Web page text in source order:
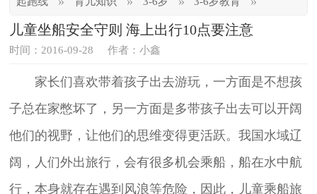
儿童坐船安全守则 海上出行10点要注意
时间：2016-09-28 作者：小鑫
家长们喜欢带着孩子出去游玩，一方面是不想孩
子总在家憋坏了，另一方面是多带孩子出去可以开阔
他们的视野，让他们的思维变得更活跃。我国水域辽
阔，人们外出旅行，会有很多机会乘船，船在水中航
行，本身就存在遇到风浪等危险，因此，儿童乘船旅